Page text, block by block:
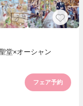
堂×オーシャン
フェア予約